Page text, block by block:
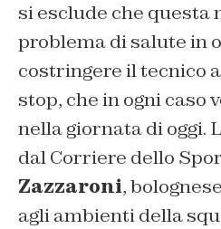
si esclude che questa
problema di salute in
costringere il tecnico
stop, che in ogni caso
nella giornata di oggi.
dal Corriere dello
Zazzaroni,
agli ambienti della